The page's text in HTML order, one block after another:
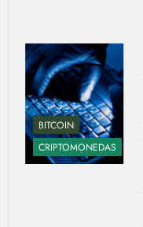
BITCOIN
CRIPTOMONEDAS